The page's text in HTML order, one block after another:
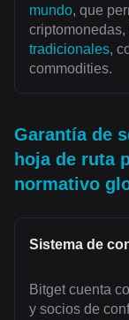
mundo, que
tradicionales,
commodities.
Garantía de
hoja de ruta
normativo
Sistema de
Bitget cuenta
y socios de